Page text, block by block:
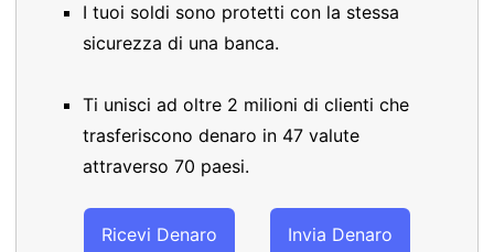
I tuoi soldi sono protetti con la stessa
sicurezza di una banca.
Ti unisci ad oltre 2 milioni di clienti che
trasferiscono denaro in 47 valute
attraverso 70 paesi.
Ricevi Denaro Invia Denaro